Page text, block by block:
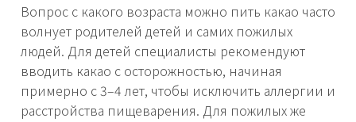
Вопрос с какого возраста можно пить какао часто
волнует родителей детей и самих пожилых
людей. Для детей специалисты рекомендуют
вводить какао с осторожностью, начиная
примерно с 3–4 лет, чтобы исключить аллергии и
расстройства пищеварения. Для пожилых же